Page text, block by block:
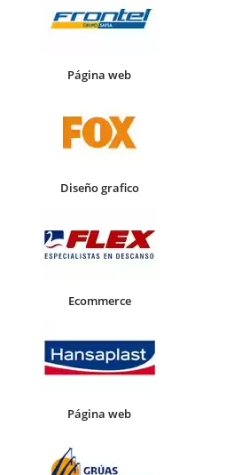
Página web
Diseño grafico
Ecommerce
Página web